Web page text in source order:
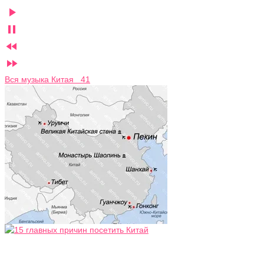




Вся музыка Китая 41